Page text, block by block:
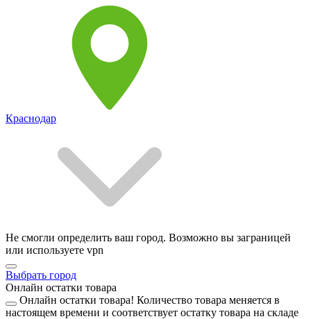
Краснодар
Не смогли определить ваш город. Возможно вы заграницей
или используете vpn
Выбрать город
Онлайн остатки товара
Онлайн остатки товара! Количество товара меняется в
настоящем времени и соответствует остатку товара на складе